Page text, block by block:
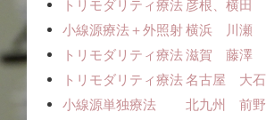
トリモダリティ療法 彦根、横田
小線源療法＋外照射 横浜 川瀬
トリモダリティ療法 滋賀 藤澤
トリモダリティ療法 名古屋 大石
小線源単独療法 北九州 前野